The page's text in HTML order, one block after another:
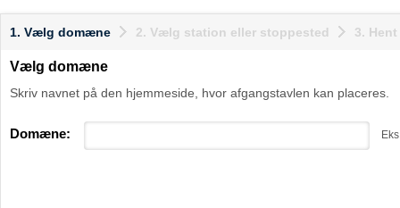
1. Vælg domæne 2. Vælg station eller stoppested 3.
Vælg domæne
Skriv navnet på den hjemmeside, hvor afgangstavlen kan placeres.
Domæne: